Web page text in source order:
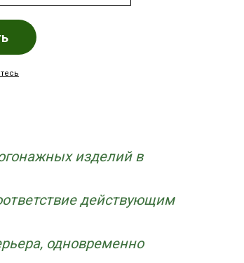
изделий в
действующим
одновременно